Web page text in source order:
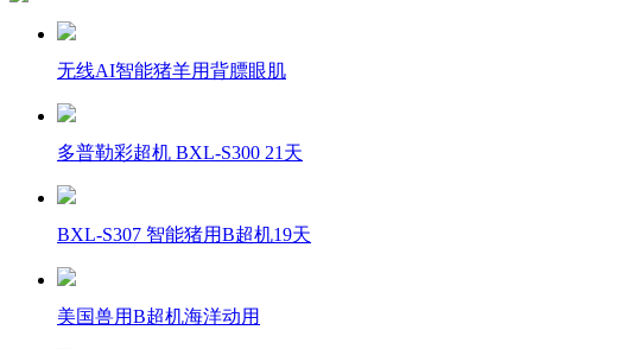
无线AI智能猪羊用背膘眼肌
多普勒彩超机 BXL-S300 21天
BXL-S307 智能猪用B超机19天
美国兽用B超机海洋动用